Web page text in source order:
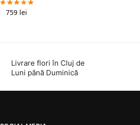
759 lei
Livrare flori în Cluj de
Luni până Duminică